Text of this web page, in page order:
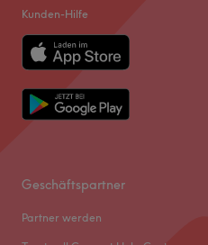
Kunden-Hilfe
Geschäftspartner
Partner werden